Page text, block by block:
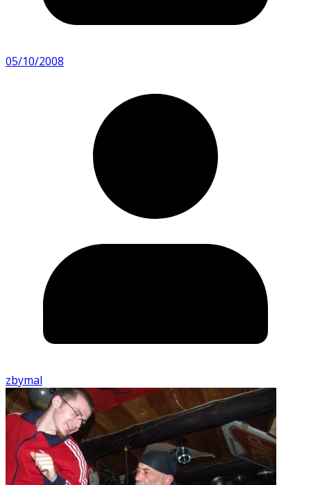
05/10/2008
zbymal